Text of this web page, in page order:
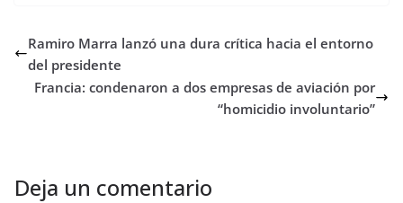
Ramiro Marra lanzó una dura crítica hacia el entorno
del presidente
Francia: condenaron a dos empresas de aviación por
“homicidio involuntario”
Deja un comentario